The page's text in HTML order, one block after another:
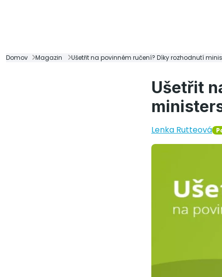
Domov Magazin Ušetřit na povinném ručení? Díky rozhodnutí
Ušetřit
Lenka Rutteová